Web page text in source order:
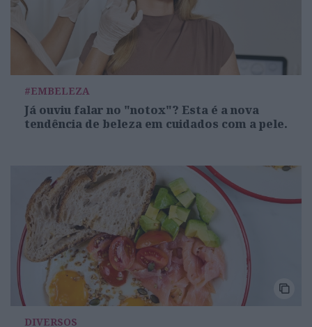
#EMBELEZA
Já ouviu falar no "notox"? Esta é a nova
tendência de beleza em cuidados com a pele.
DIVERSOS